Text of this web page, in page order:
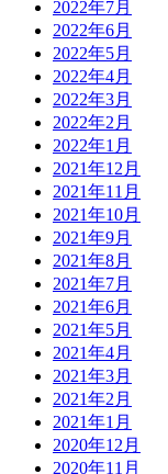
2022年7月
2022年6月
2022年5月
2022年4月
2022年3月
2022年2月
2022年1月
2021年12月
2021年11月
2021年10月
2021年9月
2021年8月
2021年7月
2021年6月
2021年5月
2021年4月
2021年3月
2021年2月
2021年1月
2020年12月
2020年11月